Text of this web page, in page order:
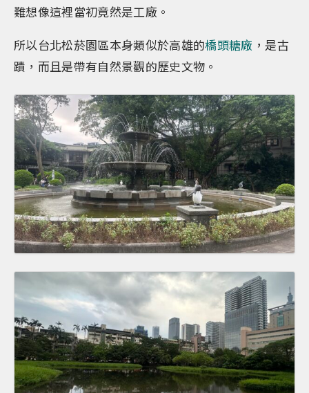
難想像這裡當初竟然是工廠。
所以台北松菸園區本身類似於高雄的橋頭糖廠 ，是古
蹟，而且是帶有自然景觀的歷史文物。